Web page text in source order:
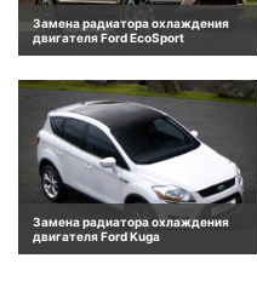
Замена радиатора охлаждения
двигателя Ford EcoSport
Замена радиатора охлаждения
двигателя Ford Kuga